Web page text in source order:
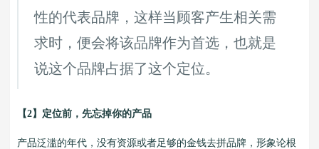
性的代表品牌，这样当顾客产生相关需
求时，便会将该品牌作为首选，也就是
说这个品牌占据了这个定位。
【2】定位前，先忘掉你的产品
产品泛滥的年代，没有资源或者足够的金钱去拼品牌，形象论根